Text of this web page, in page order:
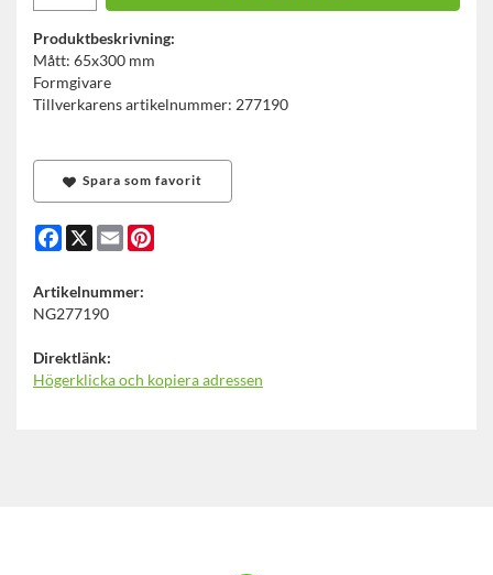
Produktbeskrivning:
Mått: 65x300 mm
Formgivare
Tillverkarens artikelnummer: 277190
Spara som favorit
Facebook
X Email
Artikelnummer:
NG277190
Direktlänk:
Högerklicka och kopiera adressen